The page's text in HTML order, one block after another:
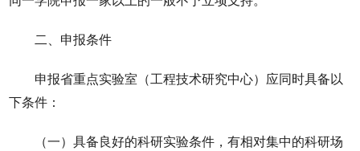
二、申报条件
申报省重点实验室（工程技术研究中心）应同时具备以
下条件：
（一）具备良好的科研实验条件，有相对集中的科研场